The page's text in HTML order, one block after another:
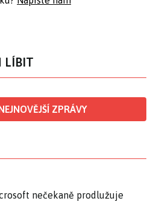
LÍBIT
ZPRÁVY
nečekaně prodlužuje